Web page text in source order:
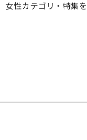
性カテゴリ・特集